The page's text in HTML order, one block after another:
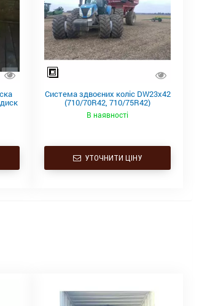
Система здвоєних коліс DW23x42
(710/70R42, 710/75R42)
В наявності
УТОЧНИТИ ЦІНУ